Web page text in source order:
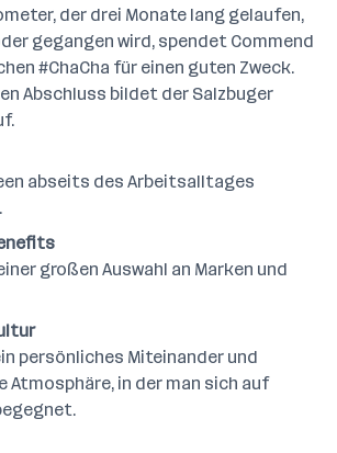
der drei Monate lang gelaufen,
gegangen wird, spendet Commend
#ChaCha für einen guten Zweck.
Abschluss bildet der Salzbuger
abseits des Arbeitsalltages
großen Auswahl an Marken und
persönliches Miteinander und
Atmosphäre, in der man sich auf